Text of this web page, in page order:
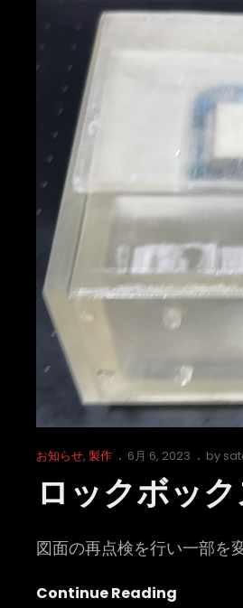
Cat
お知らせ, 製作
Posted
6月 6, 2023 by
ロックボッ
図面の再点検を行い一部を
Continue Reading